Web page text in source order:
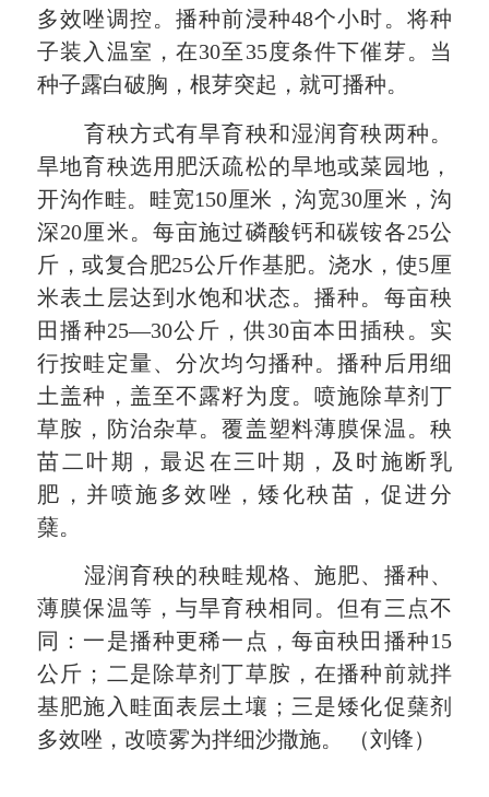
多效唑调控。播种前浸种48个小时。将种
子装入温室，在30至35度条件下催芽。当
种子露白破胸，根芽突起，就可播种。
育秧方式有旱育秧和湿润育秧两种。
旱地育秧选用肥沃疏松的旱地或菜园地，
开沟作畦。畦宽150厘米，沟宽30厘米，沟
深20厘米。每亩施过磷酸钙和碳铵各25公
斤，或复合肥25公斤作基肥。浇水，使5厘
米表土层达到水饱和状态。播种。每亩秧
田播种25—30公斤，供30亩本田插秧。实
行按畦定量、分次均匀播种。播种后用细
土盖种，盖至不露籽为度。喷施除草剂丁
草胺，防治杂草。覆盖塑料薄膜保温。秧
苗二叶期，最迟在三叶期，及时施断乳
肥，并喷施多效唑，矮化秧苗，促进分
蘖。
湿润育秧的秧畦规格、施肥、播种、
薄膜保温等，与旱育秧相同。但有三点不
同：一是播种更稀一点，每亩秧田播种15
公斤；二是除草剂丁草胺，在播种前就拌
基肥施入畦面表层土壤；三是矮化促蘖剂
多效唑，改喷雾为拌细沙撒施。
（刘锋）